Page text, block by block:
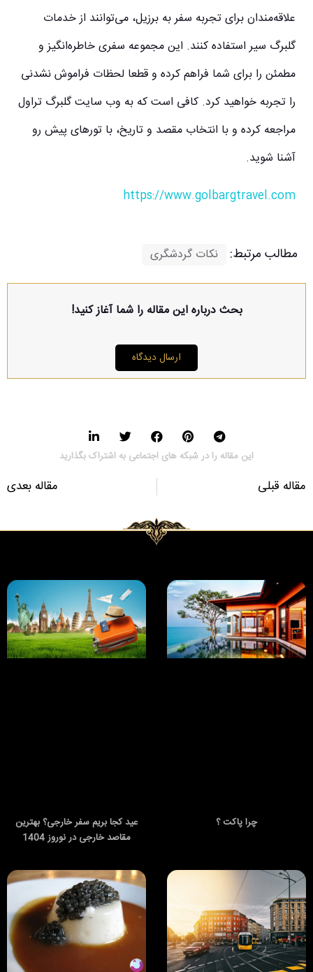
علاقه‌مندان برای تجربه سفر به برزیل، می‌توانند از خدمات
گلبرگ سیر استفاده کنند. این مجموعه سفری خاطره‌انگیز و
مطمئن را برای شما فراهم کرده و قطعا لحظات فراموش نشدنی
را تجربه خواهید کرد. کافی است که به وب سایت گلبرگ تراول
مراجعه کرده و با انتخاب مقصد و تاریخ، با تورهای پیش رو
آشنا شوید.
https://www.golbargtravel.com
مطالب مرتبط: نکات گردشگری
بحث درباره این مقاله را شما آغاز کنید!
ارسال دیدگاه
این مقاله را در شبکه های اجتماعی به اشتراک بگذارید
مقاله قبلی مقاله بعدی
چرا پاکت ؟
عید کجا بریم سفر خارجی؟ بهترین
مقاصد خارجی در نوروز 1404